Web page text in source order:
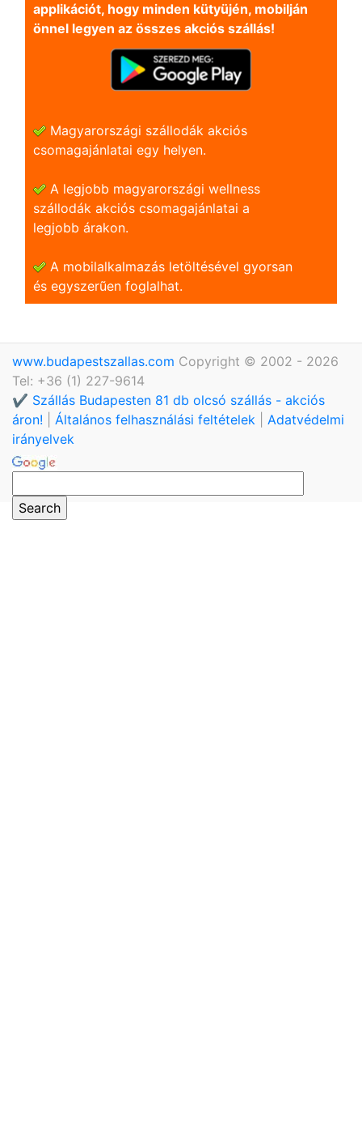
applikációt, hogy minden kütyüjén, mobilján
önnel legyen az összes akciós szállás!
Magyarországi szállodák akciós
csomagajánlatai egy helyen.
A legjobb magyarországi wellness
szállodák akciós csomagajánlatai a
legjobb árakon.
A mobilalkalmazás letöltésével gyorsan
és egyszerũen foglalhat.
www.budapestszallas.com Copyright © 2002 - 2026
Tel: +36 (1) 227-9614
✔️ Szállás Budapesten 81 db olcsó szállás - akciós
áron!
Általános felhasználási feltételek
Adatvédelmi
irányelvek